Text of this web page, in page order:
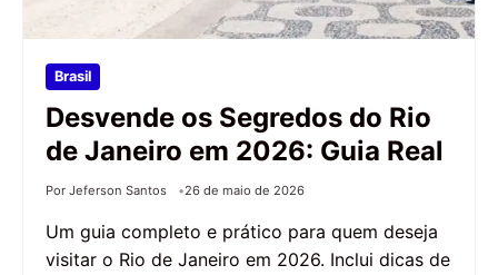
Brasil
Desvende os Segredos do Rio
de Janeiro em 2026: Guia Real
Por Jeferson Santos 26 de maio de 2026
Um guia completo e prático para quem deseja
visitar o Rio de Janeiro em 2026. Inclui dicas de